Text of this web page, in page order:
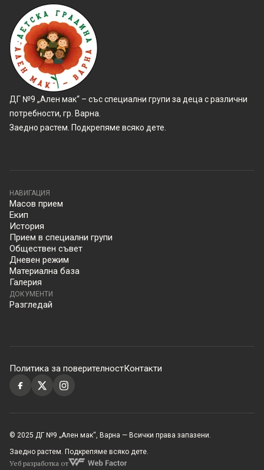
ДГ №9 „Ален мак“ – със специални групи за деца с различни
потребности, гр. Варна.
Заедно растем. Подкрепяме всяко дете.
НАВИГАЦИЯ
Масов прием
Екип
История
Прием в специални групи
Обществен съвет
Дневен режим
Материална база
Галерия
ДОКУМЕНТИ
Разгледай
Политика за поверителностКонтакти
© 2025 ДГ №9 „Ален мак“, Варна — Всички права запазени.
Заедно растем. Подкрепяме всяко дете.
Уеб разработка от